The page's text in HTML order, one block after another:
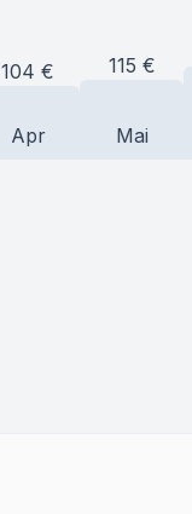
104 €
Apr
115 €
Mai